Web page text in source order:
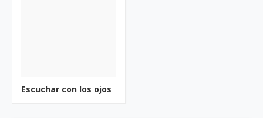
Escuchar con los ojos